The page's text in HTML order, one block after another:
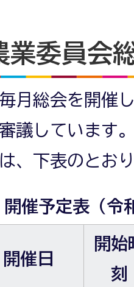
業委員会
月総会を開催
議しています
、下表のとお
催予定表（令
開催日
開始
刻